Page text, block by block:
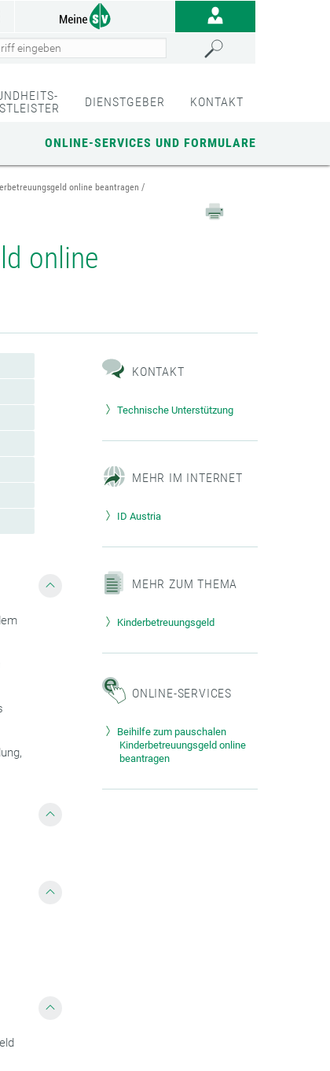
DIENSTGEBER KONTAKT
ONLINE-SERVICES UND FORMULARE
online beantragen
online
KONTAKT
Technische Unterstützung
MEHR IM INTERNET
ID Austria
MEHR ZUM THEMA
Kinderbetreuungsgeld
ONLINE-SERVICES
Beihilfe zum pauschalen
Kinderbetreuungsgeld online
beantragen